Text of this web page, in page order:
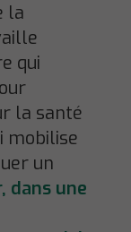
la
qui
la santé
mobilise
un
dans une